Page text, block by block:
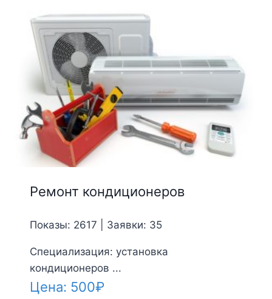
Ремонт кондиционеров
Показы: 2617 | Заявки: 35
Специализация: установка
кондиционеров ...
Цена: 500₽